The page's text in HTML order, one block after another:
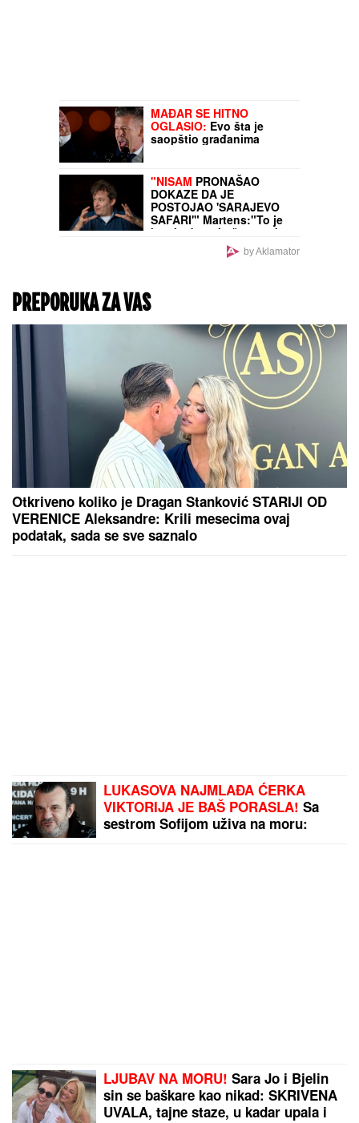
MAĐAR SE HITNO
OGLASIO: Evo šta je
saopštio građanima
"NISAM PRONAŠAO
DOKAZE DA JE
POSTOJAO 'SARAJEVO
SAFARI'" Martens:"To je
kao kada pokušavate da
pronađete svedoke da je
Nemačka osvojilaby Aklamator
PREPORUKA ZA VAS
Otkriveno koliko je Dragan Stanković STARIJI OD
VERENICE Aleksandre: Krili mesecima ovaj
podatak, sada se sve saznalo
LUKASOVA NAJMLAĐA ĆERKA
VIKTORIJA JE BAŠ PORASLA! Sa
sestrom Sofijom uživa na moru:
LJUBAV NA MORU! Sara Jo i Bjelin
sin se baškare kao nikad: SKRIVENA
UVALA, tajne staze, u kadar upala i